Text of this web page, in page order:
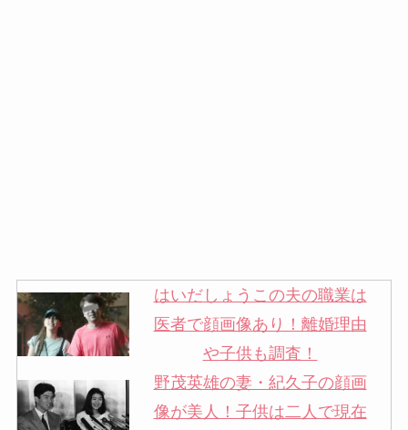
はいだしょうこの夫の職業は
医者で顔画像あり！離婚理由
や子供も調査！
野茂英雄の妻・紀久子の顔画
像が美人！子供は二人で現在